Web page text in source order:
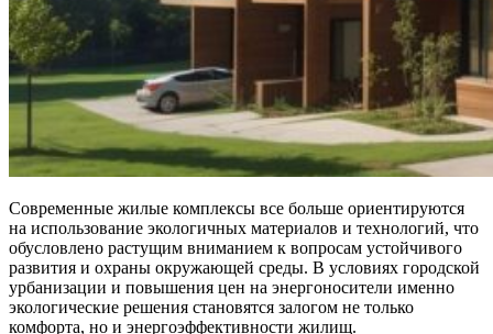
Современные жилые комплексы все больше ориентируются
на использование экологичных материалов и технологий, что
обусловлено растущим вниманием к вопросам устойчивого
развития и охраны окружающей среды. В условиях городской
урбанизации и повышения цен на энергоносители именно
экологические решения становятся залогом не только
комфорта, но и энергоэффективности жилищ.